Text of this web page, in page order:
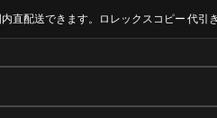
直配送できます。ロレックスコピー 代引